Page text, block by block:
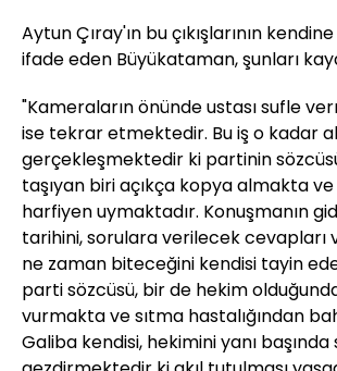
Aytun Çıray'ın bu çıkışlarının
ifade eden Büyükataman, şunları
"Kameraların önünde ustası sufle
ise tekrar etmektedir. Bu iş o kadar
gerçekleşmektedir ki partinin sözcüsü
taşıyan biri açıkça kopya almakta ve
harfiyen uymaktadır. Konuşmanın
tarihini, sorulara verilecek cevapları
ne zaman biteceğini kendisi tayin
parti sözcüsü, bir de hekim
vurmakta ve sıtma hastalığından
Galiba kendisi, hekimini yanı başında